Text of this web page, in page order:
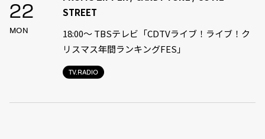
22
MON
TV.RADIO
STREET
18:00〜 TBSテレビ「CDTVライブ！ライブ！ク
リスマス年間ランキングFES」